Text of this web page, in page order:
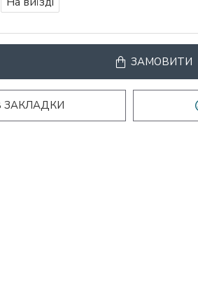
ЗАМОВИТИ
ЗАКЛАДКИ